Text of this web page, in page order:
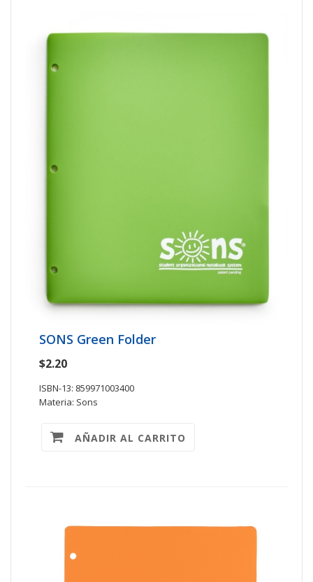
SONS Green Folder
$2.20
ISBN-13: 859971003400
Materia: Sons
AÑADIR AL CARRITO